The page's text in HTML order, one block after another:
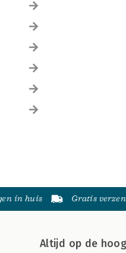
in huis Gratis
Altijd op de